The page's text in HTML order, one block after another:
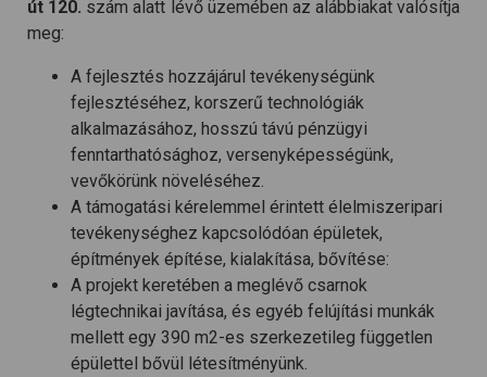
út 120. szám alatt lévő üzemében az alábbiakat valósítja
meg:
A fejlesztés hozzájárul tevékenységünk
fejlesztéséhez, korszerű technológiák
alkalmazásához, hosszú távú pénzügyi
fenntarthatósághoz, versenyképességünk,
vevőkörünk növeléséhez.
A támogatási kérelemmel érintett élelmiszeripari
tevékenységhez kapcsolódóan épületek,
építmények építése, kialakítása, bővítése:
A projekt keretében a meglévő csarnok
légtechnikai javítása, és egyéb felújítási munkák
mellett egy 390 m2-es szerkezetileg független
épülettel bővül létesítményünk.